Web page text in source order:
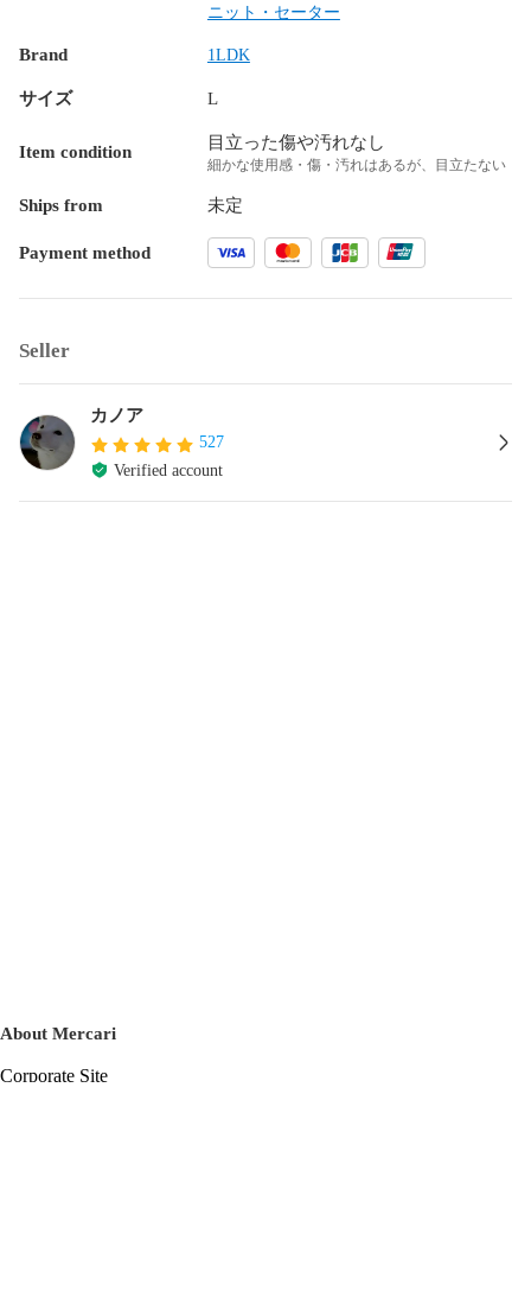
ニット・セーター
Brand 1LDK
サイズ L
Item condition 目立った傷や汚れなし
細かな使用感・傷・汚れはあるが、目立たない
Ships from 未定
Payment method
Seller
カノア
527
Verified account
About Mercari
Corporate Site